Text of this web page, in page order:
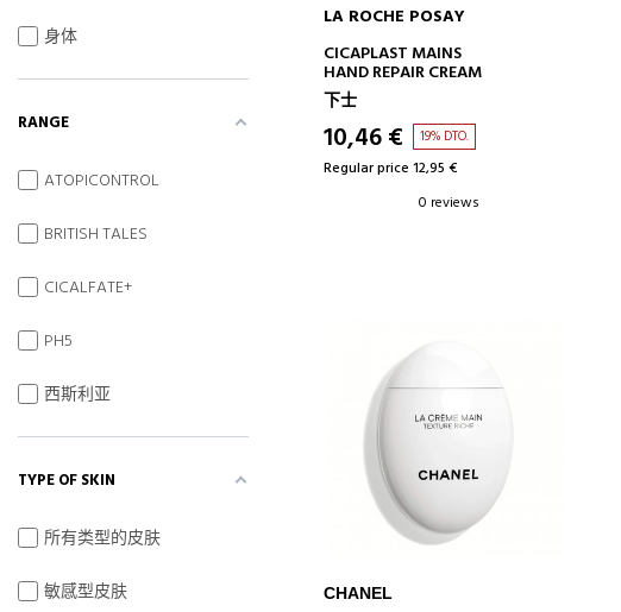
ADD TO CART
LA ROCHE POSAY
CICAPLAST MAINS
HAND REPAIR CREAM
下士
10,46 € 19% DTO.
Regular price 12,95 €
0 reviews
CHANEL
身体
RANGE
ATOPICONTROL
BRITISH TALES
CICALFATE+
PH5
西斯利亚
TYPE OF SKIN
所有类型的皮肤
敏感型皮肤